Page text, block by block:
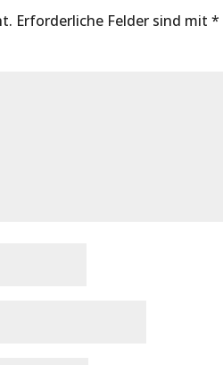
Erforderliche Felder sind mit*